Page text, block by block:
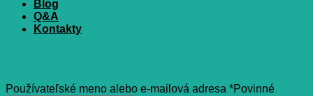
Blog
Q&A
Kontakty
Používateľské meno alebo e-mailová adresa *Povinné